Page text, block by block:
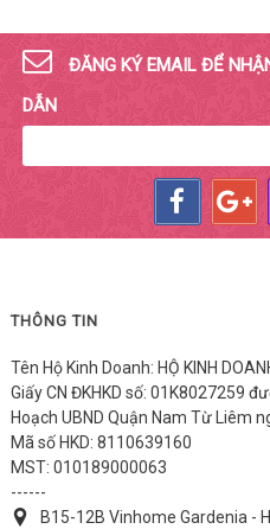
ĐĂNG KÝ EMAIL ĐỂ
DẪN
THÔNG TIN
Tên Hộ Kinh Doanh: HỘ KINH
Giấy CN ĐKHKD số: 01K8027259
Hoạch UBND Quận Nam Từ Liêm
Mã số HKD: 8110639160
MST: 010189000063
------
B15-12B Vinhome Gardenia -